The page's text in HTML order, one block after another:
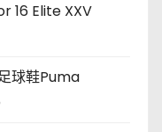
16 Elite XXV
球鞋Puma